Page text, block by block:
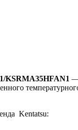
KSRMA35HFAN1 —
Kentatsu: